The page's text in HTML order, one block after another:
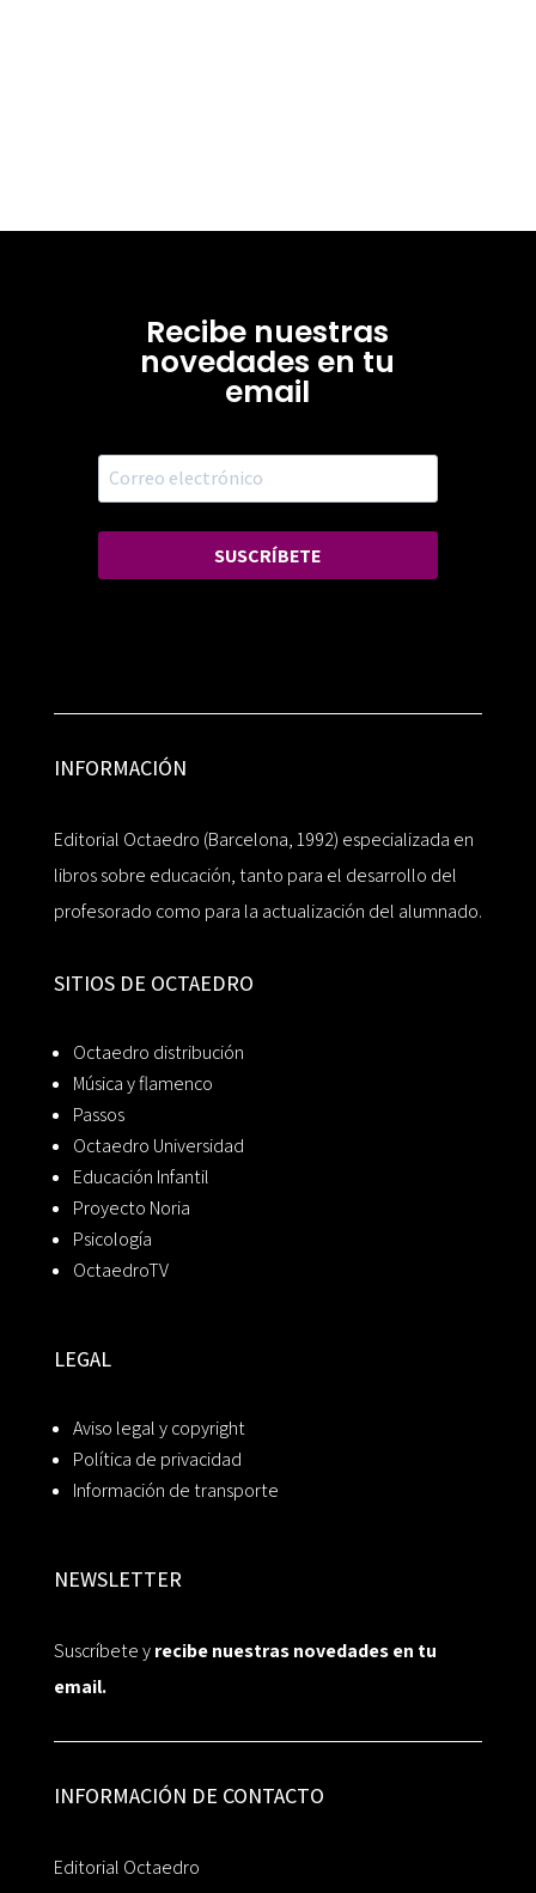
Recibe nuestras
novedades en tu
email
SUSCRÍBETE
INFORMACIÓN
Editorial Octaedro (Barcelona, 1992) especializada en
libros sobre educación, tanto para el desarrollo del
profesorado como para la actualización del alumnado.
SITIOS DE OCTAEDRO
Octaedro distribución
Música y flamenco
Passos
Octaedro Universidad
Educación Infantil
Proyecto Noria
Psicología
OctaedroTV
LEGAL
Aviso legal y copyright
Política de privacidad
Información de transporte
NEWSLETTER
Suscríbete yrecibe nuestras novedades en tu
email.
INFORMACIÓN DE CONTACTO
Editorial Octaedro